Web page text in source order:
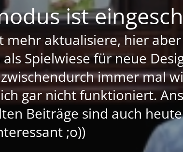
ist
mehr aktualisiere, hier
Spielwiese für neue
immer mal
gar nicht funktioniert.
Beiträge sind auch
;o))